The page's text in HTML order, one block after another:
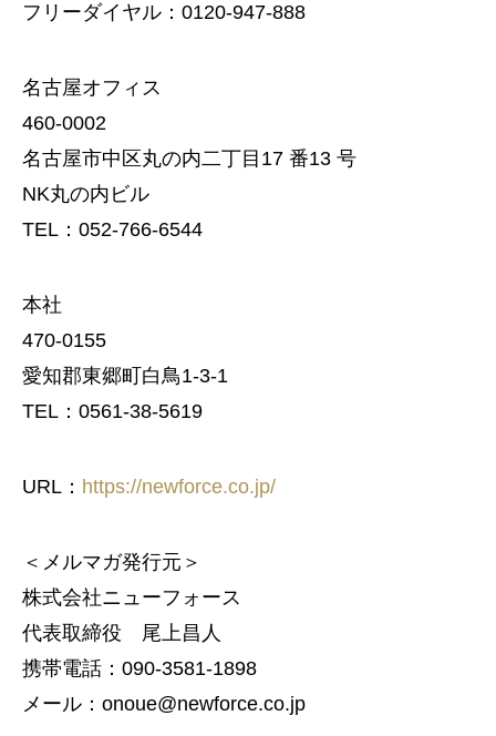
フリーダイヤル：0120-947-888
名古屋オフィス
460-0002
名古屋市中区丸の内二丁目17 番13 号
NK丸の内ビル
TEL：052-766-6544
本社
470-0155
愛知郡東郷町白鳥1-3-1
TEL：0561-38-5619
URL： https://newforce.co.jp/
＜メルマガ発行元＞
株式会社ニューフォース
代表取締役 尾上昌人
携帯電話：090-3581-1898
メール：onoue@newforce.co.jp